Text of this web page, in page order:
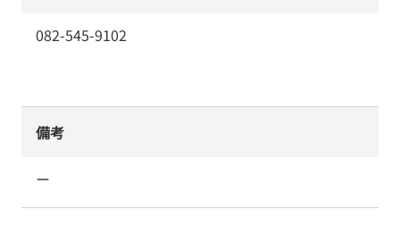
082-545-9102
備考
ー